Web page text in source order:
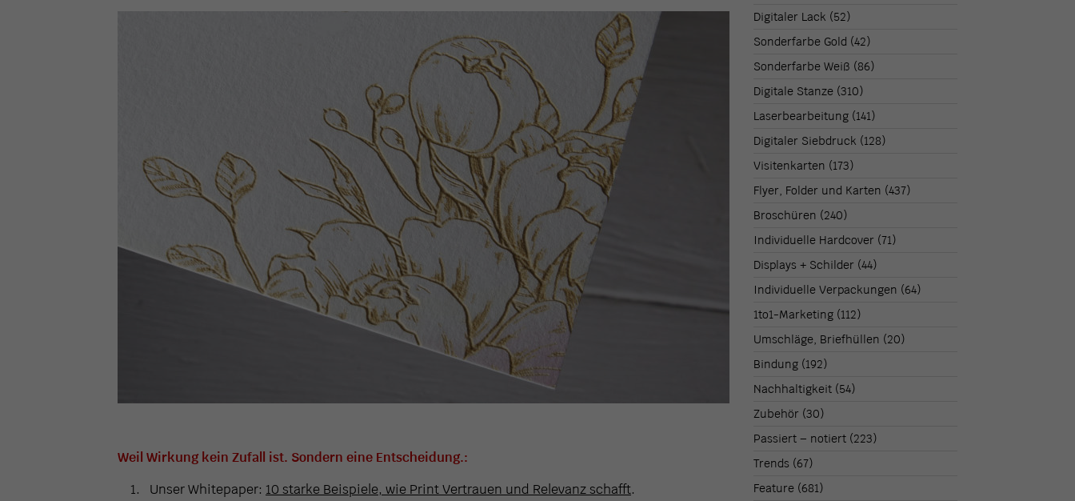
Weil Wirkung kein Zufall ist. Sondern eine Entscheidung.:
Unser Whitepaper: 10 starke Beispiele, wie Print Vertrauen und Relevanz schafft.
Digitaler Lack (52)
Sonderfarbe Gold (42)
Sonderfarbe Weiß (86)
Digitale Stanze (310)
Laserbearbeitung (141)
Digitaler Siebdruck (128)
Visitenkarten (173)
Flyer, Folder und Karten (437)
Broschüren (240)
Individuelle Hardcover (71)
Displays + Schilder (44)
Individuelle Verpackungen (64)
1to1-Marketing (112)
Umschläge, Briefhüllen (20)
Bindung (192)
Nachhaltigkeit (54)
Zubehör (30)
Passiert – notiert (223)
Trends (67)
Feature (681)